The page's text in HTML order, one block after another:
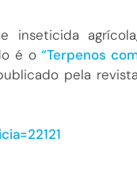
inseticida agrícola,
é o“Terpenos
pela revista